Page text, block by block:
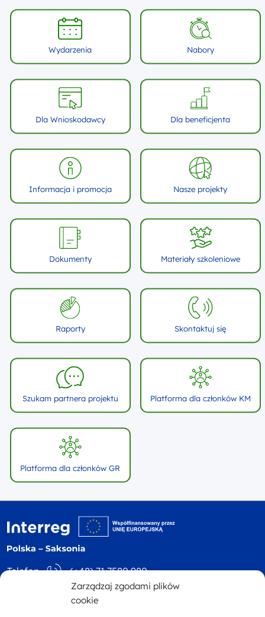
Zarządzaj zgodami plików
cookie
Wydarzenia Nabory
Dla Wnioskodawcy Dla beneficjenta
Informacja i promocja Nasze projekty
Dokumenty Materiały szkoleniowe
Raporty Skontaktuj się
Szukam partnera projektu Platforma dla członków KM
Platforma dla członków GR
Logo witryny -
Telefon
(+48) 71 7580 980
kontakt@plsn.eu Adres
ul. Św. Mikołaja 81